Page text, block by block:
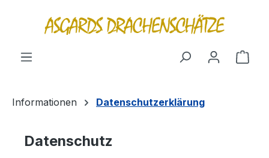
springen
Informationen Datenschutzerklärung
Datenschutz